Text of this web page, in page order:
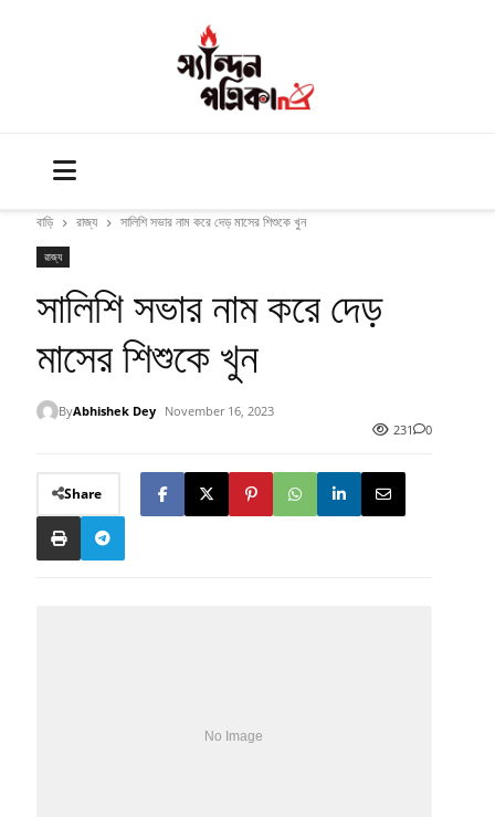
বাড়ি রাজ্য সালিশি সভার নাম করে দেড় মাসের শিশুকে খুন
রাজ্য
সালিশি সভার নাম করে দেড়
মাসের শিশুকে খুন
ByAbhishek Dey
November 16, 2023
231
0
Share